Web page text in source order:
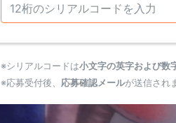
※シリアルコードは小文字の英字および数
※応募受付後、 応募確認メールが送信され